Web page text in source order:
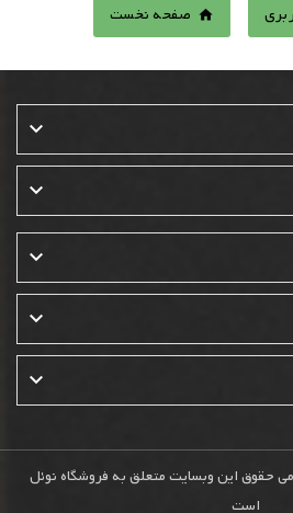
 صفحه نخست





1402- تمامی حقوق این وبسایت متعلق به فروشگاه نوئل
است